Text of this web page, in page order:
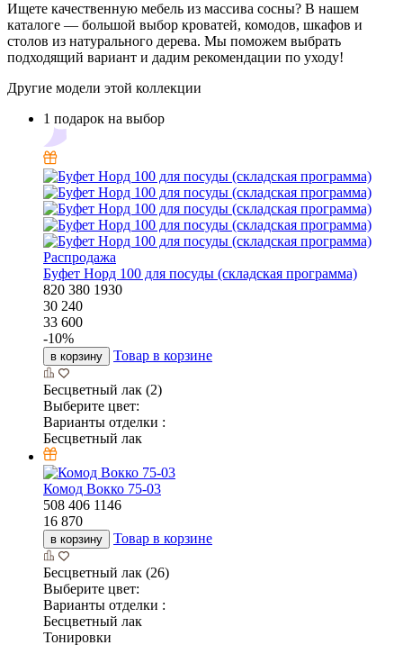
Ищете качественную мебель из массива сосны? В нашем
каталоге — большой выбор кроватей, комодов, шкафов и
столов из натурального дерева. Мы поможем выбрать
подходящий вариант и дадим рекомендации по уходу!
Другие модели этой коллекции
1 подарок на выбор
Распродажа
Буфет Норд 100 для посуды (складская программа)
820 380 1930
30 240
33 600
-10%
в корзину Товар в корзине
Бесцветный лак (2)
Выберите цвет:
Варианты отделки :
Бесцветный лак
Комод Вокко 75-03
508 406 1146
16 870
в корзину Товар в корзине
Бесцветный лак (26)
Выберите цвет:
Варианты отделки :
Бесцветный лак
Тонировки